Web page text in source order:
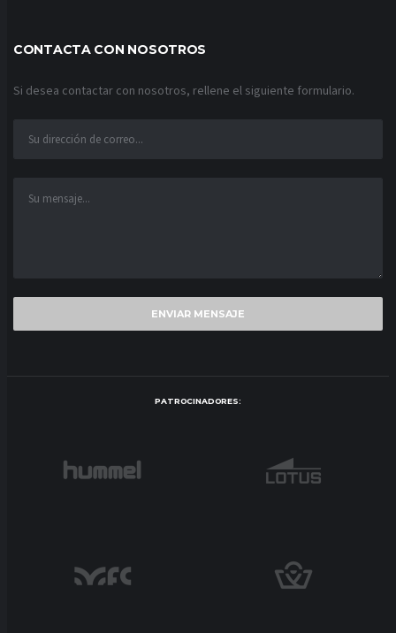
CONTACTA CON NOSOTROS
Si desea contactar con nosotros, rellene el siguiente formulario.
PATROCINADORES: